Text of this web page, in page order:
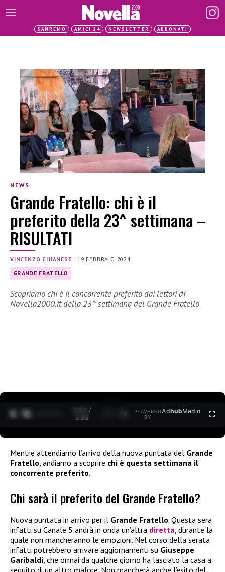
SANREMO AMICI 24 NEWSLETTER ABBONATI
NEWS
Grande Fratello: chi è il
preferito della 23^ settimana –
RISULTATI
VINCENZO CHIANESE | 19 FEBBRAIO 2024
GRANDE FRATELLO
Scopriamo chi è il concorrente preferito dai lettori di
Novella2000.it della 23^ settimana del Grande Fratello
0:30 /
3:35
POWERED
BY
AdhubMedia
Mentre attendiamo l’arrivo della nuova puntata del Grande
Fratello , andiamo a scoprire chi è questa settimana il
concorrente preferito.
Chi sarà il preferito del Grande Fratello?
Nuova puntata in arrivo per il Grande Fratello. Questa sera
infatti su Canale 5 andrà in onda un’altra diretta, durante la
quale non mancheranno le emozioni. Nel corso della serata
infatti potrebbero arrivare aggiornamenti su Giuseppe
Garibaldi, che ormai da qualche giorno ha lasciato la casa a